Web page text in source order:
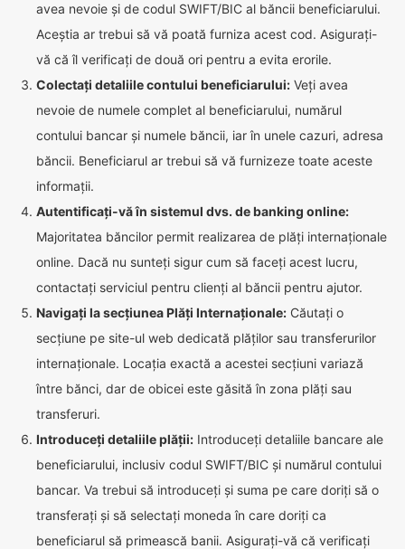
avea nevoie și de codul SWIFT/BIC al băncii beneficiarului.
Aceștia ar trebui să vă poată furniza acest cod. Asigurați-
vă că îl verificați de două ori pentru a evita erorile.
Colectați detaliile contului beneficiarului: Veți avea
nevoie de numele complet al beneficiarului, numărul
contului bancar și numele băncii, iar în unele cazuri, adresa
băncii. Beneficiarul ar trebui să vă furnizeze toate aceste
informații.
Autentificați-vă în sistemul dvs. de banking online:
Majoritatea băncilor permit realizarea de plăți internaționale
online. Dacă nu sunteți sigur cum să faceți acest lucru,
contactați serviciul pentru clienți al băncii pentru ajutor.
Navigați la secțiunea Plăți Internaționale: Căutați o
secțiune pe site-ul web dedicată plăților sau transferurilor
internaționale. Locația exactă a acestei secțiuni variază
între bănci, dar de obicei este găsită în zona plăți sau
transferuri.
Introduceți detaliile plății: Introduceți detaliile bancare ale
beneficiarului, inclusiv codul SWIFT/BIC și numărul contului
bancar. Va trebui să introduceți și suma pe care doriți să o
transferați și să selectați moneda în care doriți ca
beneficiarul să primească banii. Asigurați-vă că verificați